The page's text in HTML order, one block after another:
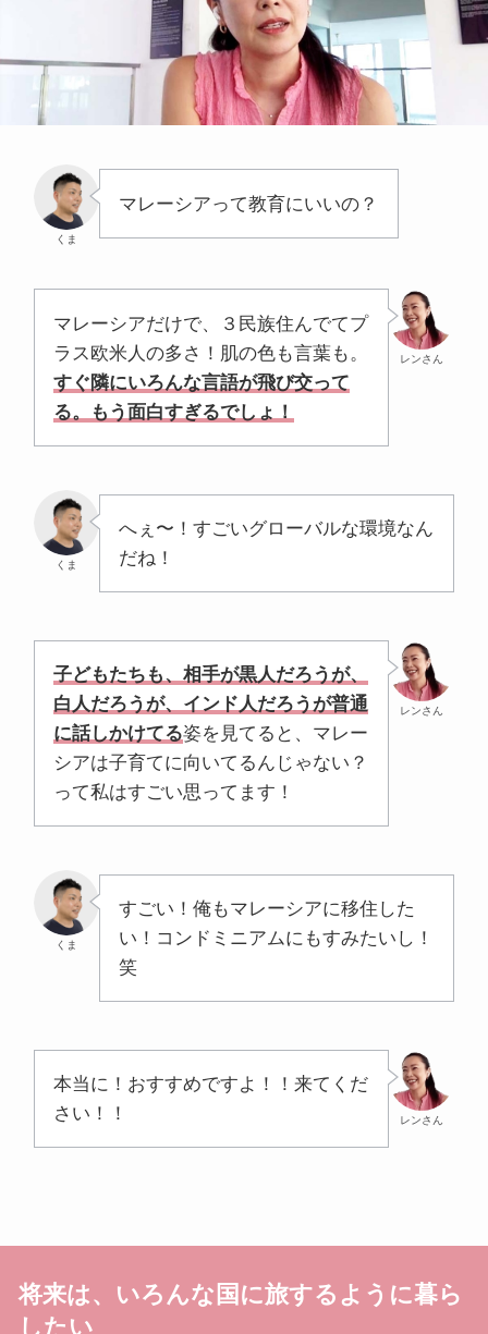
くま
マレーシアって教育にいいの？
レンさん
マレーシアだけで、３民族住んでてプ
ラス欧米人の多さ！肌の色も言葉も。
すぐ隣にいろんな言語が飛び交って
る。もう面白すぎるでしょ！
くま
へぇ〜！すごいグローバルな環境なん
だね！
レンさん
子どもたちも、相手が黒人だろうが、
白人だろうが、インド人だろうが普通
に話しかけてる姿を見てると、マレー
シアは子育てに向いてるんじゃない？
って私はすごい思ってます！
くま
すごい！俺もマレーシアに移住した
い！コンドミニアムにもすみたいし！
笑
レンさん
本当に！おすすめですよ！！来てくだ
さい！！
将来は、いろんな国に旅するように暮ら
したい